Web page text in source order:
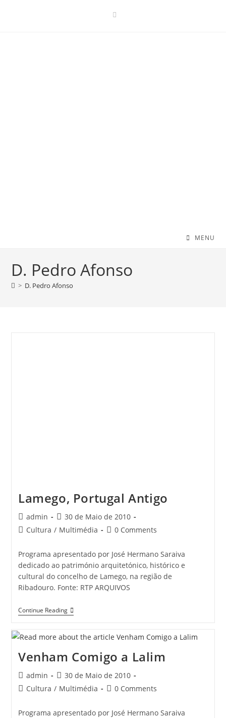
MENU
D. Pedro Afonso
> D. Pedro Afonso
Lamego, Portugal Antigo
Post
author:
admin
Post
published:
30 de Maio de 2010
PostCultura / Multimédia
Post0 Comments
Programa apresentado por José Hermano Saraiva
dedicado ao património arquitetónico, histórico e
cultural do concelho de Lamego, na região de
Ribadouro. Fonte: RTP ARQUIVOS
Continue ReadingLamego,
Portugal
Venham Comigo a Lalim
Post
author:
admin
Post
published:
30 de Maio de 2010
PostCultura / Multimédia
Post0 Comments
Programa apresentado por José Hermano Saraiva